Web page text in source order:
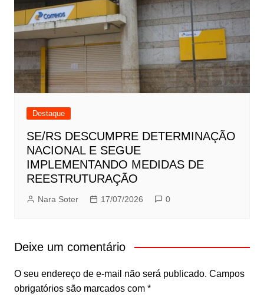
Destaque
SE/RS DESCUMPRE DETERMINAÇÃO
NACIONAL E SEGUE
IMPLEMENTANDO MEDIDAS DE
REESTRUTURAÇÃO
Nara Soter 17/07/2026 0
Deixe um comentário
O seu endereço de e-mail não será publicado. Campos
obrigatórios são marcados com *